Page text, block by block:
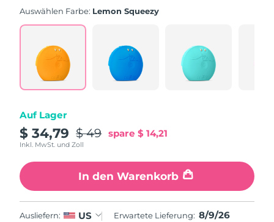
Auswählen Farbe: Lemon Squeezy
Auf Lager
$ 34,79 $ 49 spare$ 14,21
Inkl. MwSt. und Zoll
In den Warenkorb
Ausliefern: US Erwartete Lieferung: 8/9/26